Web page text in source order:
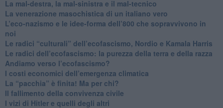
​La mal-destra, la mal-sinistra e il mal-tecnico
​La venerazione masochistica di un italiano vero
​L’eco-nazismo e le idee-forma dell’800 che sopravvivono in
noi
​Le radici “culturali” dell’ecofascismo, Nordio e Kamala Harris
Le radici dell’ecofascismo: la purezza della terra e della razza
Andiamo verso l’ecofascismo?
I costi economici dell’emergenza climatica
​La “pacchia” è finita! Ma per chi?
​Il fallimento della convivenza civile
​I vizi di Hitler e quelli degli altri